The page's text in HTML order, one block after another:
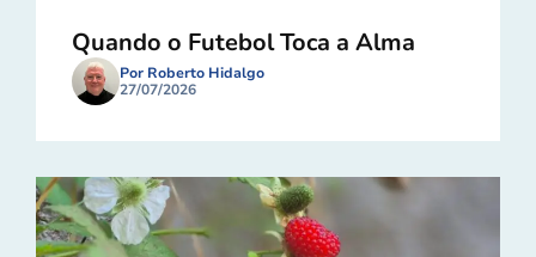
Quando o Futebol Toca a Alma
Por Roberto Hidalgo
27/07/2026